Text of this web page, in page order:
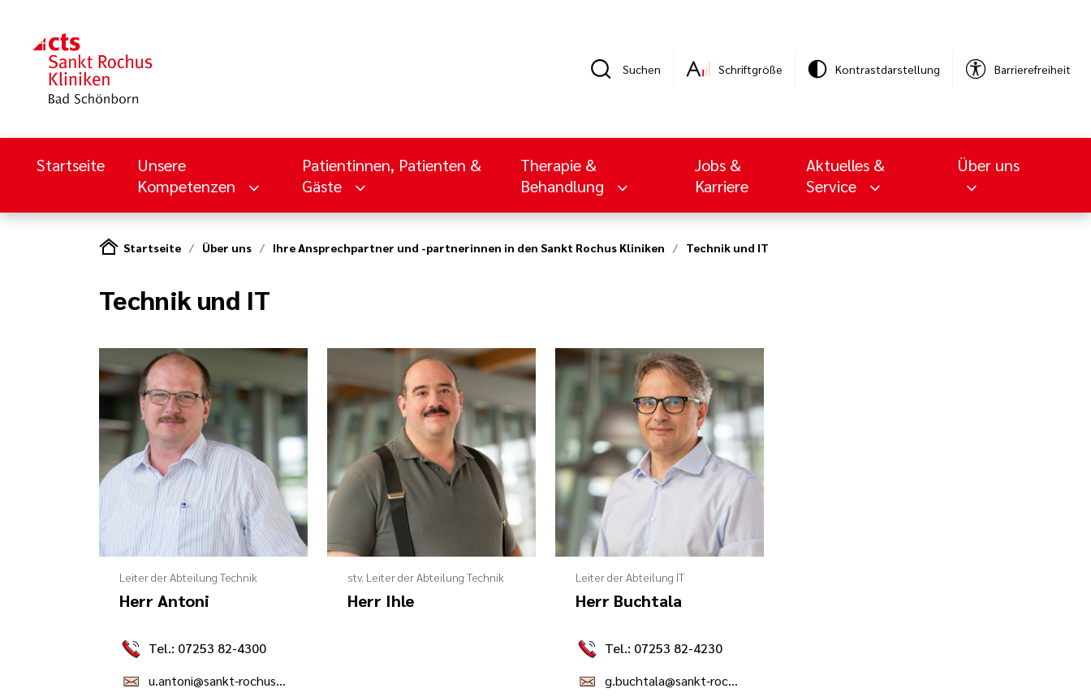
Suchen Schriftgröße Kontrastdarstellung Barrierefreiheit
Startseite
Unsere
Kompetenzen
Patientinnen, Patienten &
Gäste
Therapie &
Behandlung
Jobs &
Karriere
Aktuelles &
Service
Über uns
Startseite Über uns Ihre Ansprechpartner und -partnerinnen in den Sankt Rochus Kliniken Technik und IT
Technik und IT
Leiter der Abteilung Technik
Herr Antoni
Tel.: 07253 82-4300
u.antoni@sankt-rochus-kliniken.de
stv. Leiter der Abteilung Technik
Herr Ihle
Leiter der Abteilung IT
Herr Buchtala
Tel.: 07253 82-4230
g.buchtala@sankt-rochus-kliniken.de